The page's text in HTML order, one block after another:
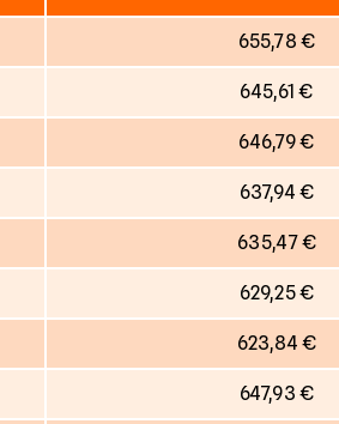
655,78 €
645,61 €
646,79 €
637,94 €
635,47 €
629,25 €
623,84 €
647,93 €